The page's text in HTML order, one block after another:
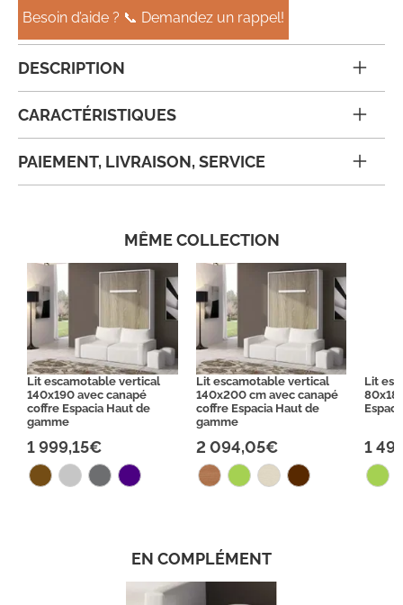
Besoin d’aide ? 📞 Demandez un rappel!
DESCRIPTION
CARACTÉRISTIQUES
PAIEMENT, LIVRAISON, SERVICE
MÊME COLLECTION
Lit escamotable vertical
140x190 avec canapé
coffre Espacia Haut de
gamme
1 999,15€
Lit escamotable vertical
140x200 cm avec canapé
coffre Espacia Haut de
gamme
2 094,05€
Lit
1
EN COMPLÉMENT